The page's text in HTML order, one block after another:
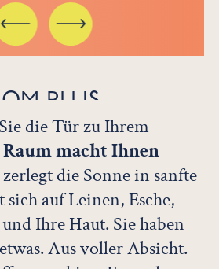
PLUS
25 m² . ab 200,00 € pro Zimmer
die Tür zu Ihrem
Raum macht Ihnen
die Sonne in sanfte
auf Leinen, Esche,
Ihre Haut. Sie haben
Aus voller Absicht.